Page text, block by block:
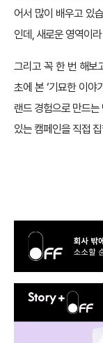
어서 많이 배우고 있
인데, 새로운 영역이
그리고 꼭 한 번 해보
초에 본 ‘기묘한 이야
랜드 경험으로 만드
있는 캠페인을 직접